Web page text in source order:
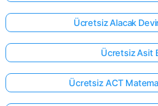
Ücretsiz Alacak Devir
Ücretsiz Asit
Ücretsiz ACT